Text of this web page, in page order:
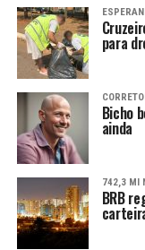
para
Bicho
ainda
742,3 MI
BRB